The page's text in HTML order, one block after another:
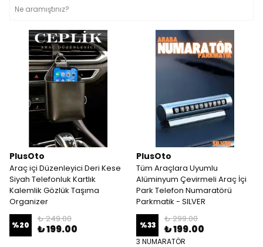
PlusOto
Araç içi Düzenleyici Deri Kese
Siyah Telefonluk Kartlık
Kalemlik Gözlük Taşıma
Organizer
%20
₺ 249.00
₺ 199.00
PlusOto
Tüm Araçlara Uyumlu
Alüminyum Çevirmeli Araç İçi
Park Telefon Numaratörü
Parkmatik - SILVER
%33
₺ 299.00
₺ 199.00
3 NUMARATÖR